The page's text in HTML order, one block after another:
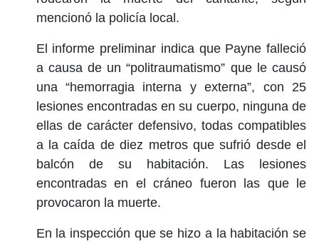
mencionó la policía local.
El informe preliminar indica que Payne falleció
a causa de un “politraumatismo” que le causó
una “hemorragia interna y externa”, con 25
lesiones encontradas en su cuerpo, ninguna de
ellas de carácter defensivo, todas compatibles
a la caída de diez metros que sufrió desde el
balcón de su habitación. Las lesiones
encontradas en el cráneo fueron las que le
provocaron la muerte.
En la inspección que se hizo a la habitación se